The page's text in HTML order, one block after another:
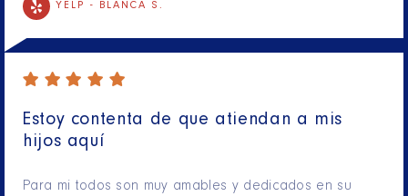
YELP - BLANCA S.
Estoy contenta de que atiendan a mis
hijos aquí
Para mi todos son muy amables y dedicados en su